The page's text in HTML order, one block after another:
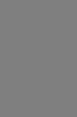
多摩南大沢店